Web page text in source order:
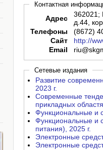
Контактная
Адрес
362021;
д.44,
Телефоны
(8672)
Сайт
http://
Email
Сетевые издания
Развитие
2023 г.
Современные
прикладных
Функциональные и
Функциональные и
питания), 2025 г.
Электронные
Электронные